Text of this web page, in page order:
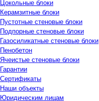
Цокольные блоки
Керамзитные блоки
Пустотные стеновые блоки
Подпорные стеновые блоки
Газосиликатные стеновые блоки
Пенобетон
Ячеистые стеновые блоки
Гарантии
Сертификаты
Наши объекты
Юридическим лицам